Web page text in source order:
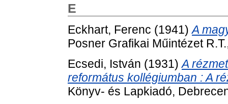
E
Eckhart, Ferenc (1941)A
Posner Grafikai Műintézet
Ecsedi, István (1931)A
református kollégiumban : A
Könyv- és Lapkiadó,